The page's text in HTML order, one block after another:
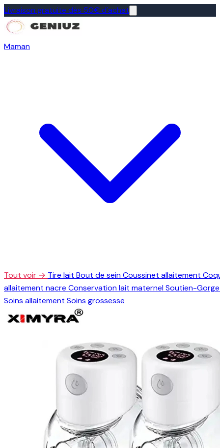
Livraison gratuite dès 50€ d'achat
Maman
Tout voir → Tire lait Bout de seinCoussinet allaitement
allaitement nacre Conservation lait maternelSoutien-
Soins allaitement Soins grossesse